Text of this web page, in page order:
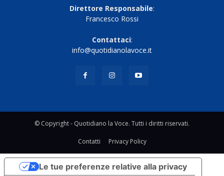
Direttore Responsabile:
Francesco Rossi
Contattaci:
info@quotidianolavoce.it
© Copyright - Quotidiano la Voce. Tutti i diritti riservati.
Contatti Privacy Policy
Le tue preferenze relative alla privacy